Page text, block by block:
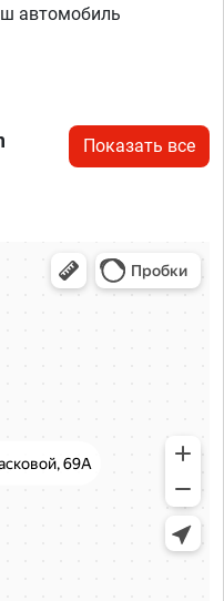
автомобиль
Показать все